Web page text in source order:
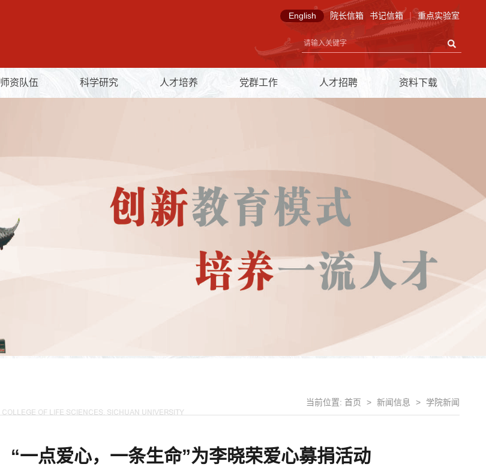
重点实验室
书记信箱
院长信箱
English
师资队伍 科学研究 人才培养 党群工作 人才招聘 资料下载
当前位置: 首页 > 新闻信息 > 学院新闻
“一点爱心，一条生命”为李晓荣爱心募捐活动